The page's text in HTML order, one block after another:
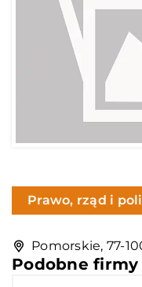
Prawo, rząd i
Pomorskie, 77-
Podobne firmy